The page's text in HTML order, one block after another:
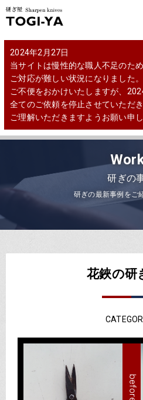
2024年2月27日
当サイトは慢性的な職人不足のため
ご対応が難しい状況になりました。
ご不便をおかけいたしますが、
全てのご依頼を停止させていただき
ご理解いただきますようお願い申し
研ぎの
研ぎの最新事例をご
花鋏の研